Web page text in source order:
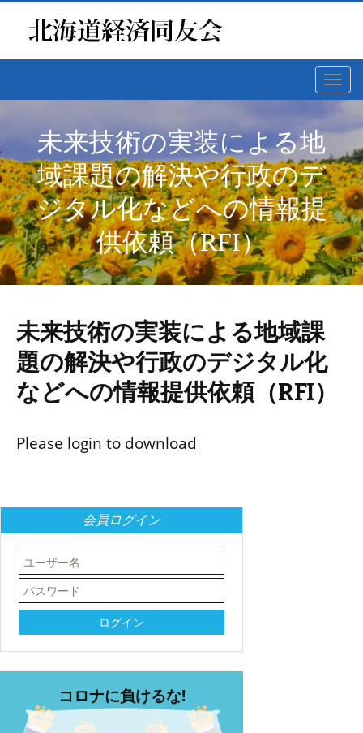
未来技術の実装による地
域課題の解決や行政のデ
ジタル化などへの情報提
供依頼（RFI）
未来技術の実装による地域課
題の解決や行政のデジタル化
などへの情報提供依頼（RFI）
Please login to download
会員ログイン
コロナに負けるな!